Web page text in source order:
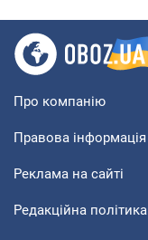
Про компанію
Правова інформація
Реклама на сайті
Редакційна політика